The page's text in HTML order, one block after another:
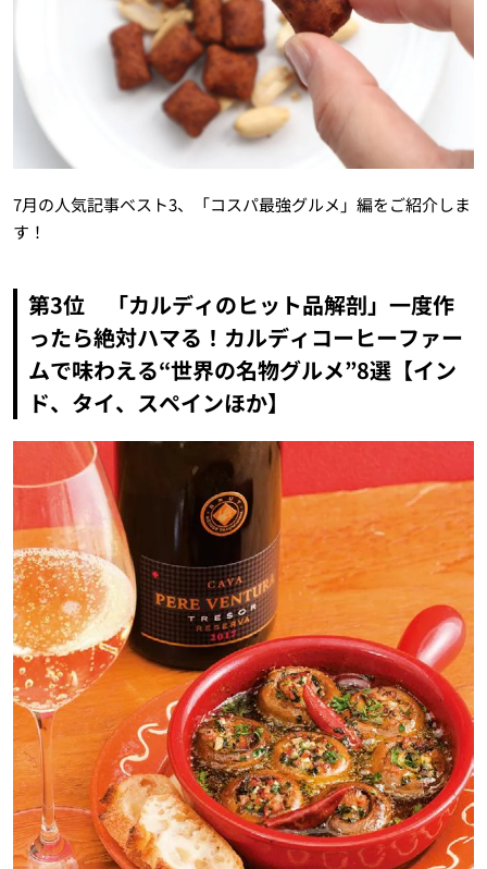
7月の人気記事ベスト3、「コスパ最強グルメ」編をご紹介しま
す！
第3位 「カルディのヒット品解剖」一度作
ったら絶対ハマる！カルディコーヒーファー
ムで味わえる“世界の名物グルメ”8選【イン
ド、タイ、スペインほか】